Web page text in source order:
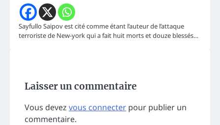
Sayfullo Saipov est cité comme étant l’auteur de l’attaque
terroriste de New-york qui a fait huit morts et douze blessés…
Laisser un commentaire
Vous devez vous connecter pour publier un
commentaire.